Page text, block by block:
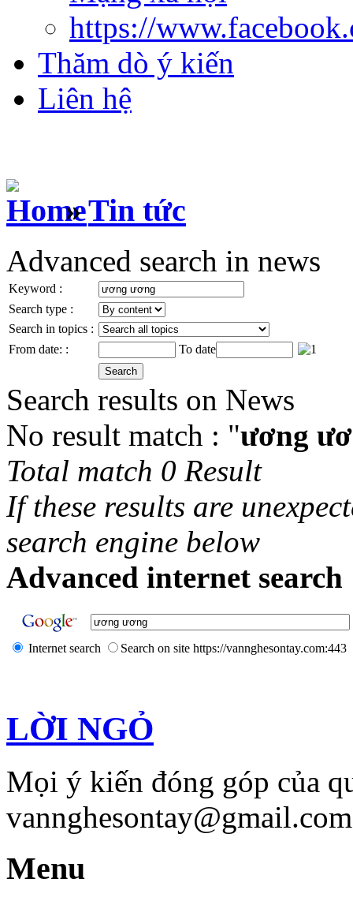
https://
Thăm dò ý kiến
Liên hệ
» Tin tức
Advanced search in news
Keyword :
Search type :
Search in topics :
From date: :
To date
Search results on News
No result match : "ương
Total match 0 Result
If these results are
search engine below
Advanced internet search
Internet search Search on site https://vannghesontay.com:443
LỜI NGỎ
Mọi ý kiến đóng góp của
Menu